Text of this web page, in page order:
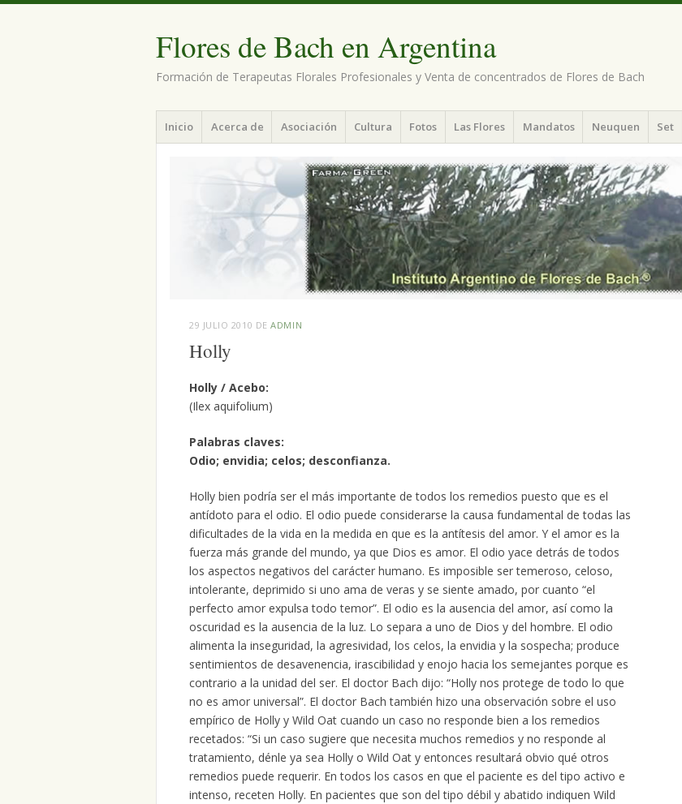
Flores de Bach en Argentina
Formación de Terapeutas Florales Profesionales y Venta de concentrados de Flores de Bach
Menú
Saltar
Inicio Acerca de Asociación Cultura Fotos Las Flores Mandatos Neuquen Set
29 JULIO 2010 DEADMIN
Holly
Holly / Acebo:
(Ilex aquifolium)
Palabras claves:
Odio; envidia; celos; desconfianza.
Holly bien podría ser el más importante de todos los remedios puesto que es el
antídoto para el odio. El odio puede considerarse la causa fundamental de todas las
dificultades de la vida en la medida en que es la antítesis del amor. Y el amor es la
fuerza más grande del mundo, ya que Dios es amor. El odio yace detrás de todos
los aspectos negativos del carácter humano. Es imposible ser temeroso, celoso,
intolerante, deprimido si uno ama de veras y se siente amado, por cuanto “el
perfecto amor expulsa todo temor”. El odio es la ausencia del amor, así como la
oscuridad es la ausencia de la luz. Lo separa a uno de Dios y del hombre. El odio
alimenta la inseguridad, la agresividad, los celos, la envidia y la sospecha; produce
sentimientos de desavenencia, irascibilidad y enojo hacia los semejantes porque es
contrario a la unidad del ser. El doctor Bach dijo: “Holly nos protege de todo lo que
no es amor universal”. El doctor Bach también hizo una observación sobre el uso
empírico de Holly y Wild Oat cuando un caso no responde bien a los remedios
recetados: “Si un caso sugiere que necesita muchos remedios y no responde al
tratamiento, dénle ya sea Holly o Wild Oat y entonces resultará obvio qué otros
remedios puede requerir. En todos los casos en que el paciente es del tipo activo e
intenso, receten Holly. En pacientes que son del tipo débil y abatido indiquen Wild